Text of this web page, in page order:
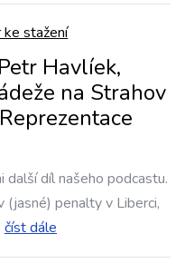
ke stažení
Havlíek,
na Strahov
další díl našeho podcastu.
(jasné) penalty v Liberci,
číst dále